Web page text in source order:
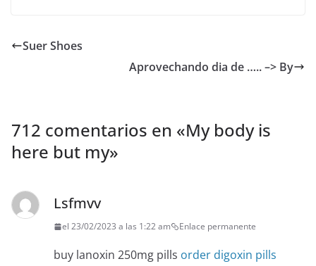
Su️️er Shoes️
Aprovechando dia de ….. –> By
712 comentarios en «My body is
here but my»
Lsfmvv
el 23/02/2023 a las 1:22 am Enlace permanente
buy lanoxin 250mg pills order digoxin pills